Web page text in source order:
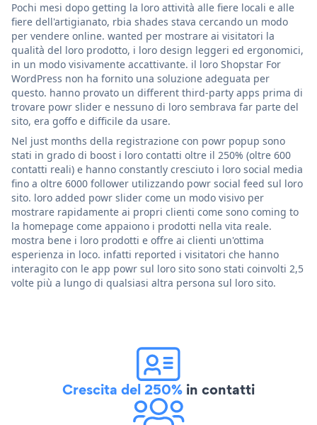
Pochi mesi dopo getting la loro attività alle fiere locali e alle
fiere dell'artigianato, rbia shades stava cercando un modo
per vendere online. wanted per mostrare ai visitatori la
qualità del loro prodotto, i loro design leggeri ed ergonomici,
in un modo visivamente accattivante. il loro Shopstar For
WordPress non ha fornito una soluzione adeguata per
questo. hanno provato un different third-party apps prima di
trovare powr slider e nessuno di loro sembrava far parte del
sito, era goffo e difficile da usare.
Nel just months della registrazione con powr popup sono
stati in grado di boost i loro contatti oltre il 250% (oltre 600
contatti reali) e hanno constantly cresciuto i loro social media
fino a oltre 6000 follower utilizzando powr social feed sul loro
sito. loro added powr slider come un modo visivo per
mostrare rapidamente ai propri clienti come sono coming to
la homepage come appaiono i prodotti nella vita reale.
mostra bene i loro prodotti e offre ai clienti un'ottima
esperienza in loco. infatti reported i visitatori che hanno
interagito con le app powr sul loro sito sono stati coinvolti 2,5
volte più a lungo di qualsiasi altra persona sul loro sito.
Crescita del 250% in contatti